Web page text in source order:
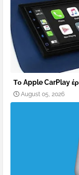
Το Apple CarPlay
August 05, 2026